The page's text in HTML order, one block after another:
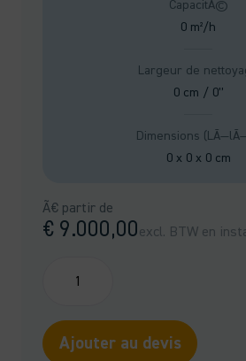
CapacitÃ©
0 m²/h
Largeur de
0 cm / 0”
Dimensions
0 x 0 x 0 cm
Ã€ partir de
€ 9.000,00excl. BTW en
-
TierAjouter au devis